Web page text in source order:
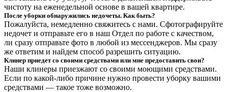
чистоту на еженедельной основе в вашей квартире.
После уборки обнаружились недочеты. Как быть?
Пожалуйста, немедленно свяжитесь с нами. Сфотографируйте
недочет и отправьте его в наш Отдел по работе с качеством,
ли сразу отправьте фото в любой из мессенджеров. Мы сразу
же ответим и найдем способ разрешить ситуацию.
Клинер приедет со своими средствами или мне предоставить свои?
Наши клинеры приезжают со своими моющими средствами.
Если по какой-либо причине нужно провести уборку вашими
средствами — такое тоже возможно.